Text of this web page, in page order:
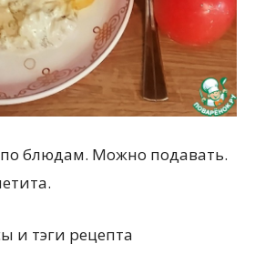
по блюдам. Можно подавать.
и тэги рецепта